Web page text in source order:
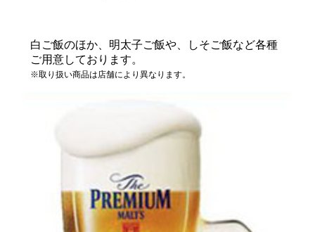
白ご飯のほか、明太子ご飯や、しそご飯など各種
ご用意しております。
※取り扱い商品は店舗により異なります。